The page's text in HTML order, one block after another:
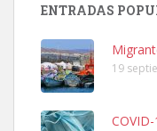
PERRO MACHO RAZA
Leales.org » Gran
ENTRADAS
19